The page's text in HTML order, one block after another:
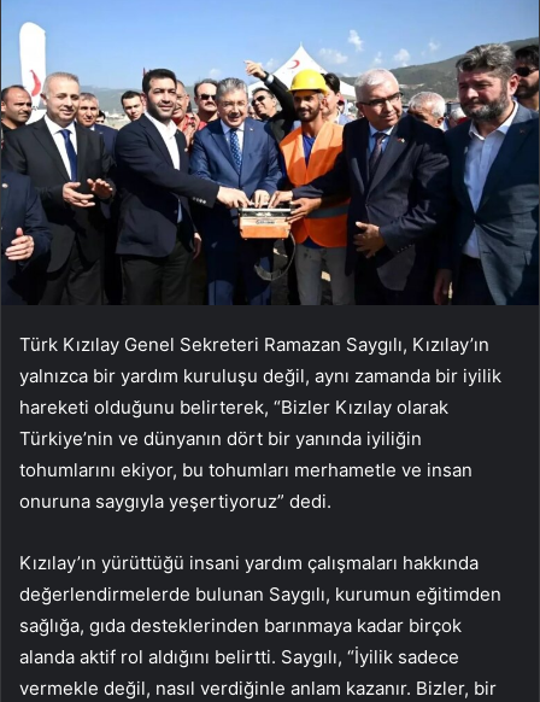
Türk Kızılay Genel Sekreteri Ramazan Saygılı, Kızılay’ın
yalnızca bir yardım kuruluşu değil, aynı zamanda bir iyilik
hareketi olduğunu belirterek, “Bizler Kızılay olarak
Türkiye’nin ve dünyanın dört bir yanında iyiliğin
tohumlarını ekiyor, bu tohumları merhametle ve insan
onuruna saygıyla yeşertiyoruz” dedi.
Kızılay’ın yürüttüğü insani yardım çalışmaları hakkında
değerlendirmelerde bulunan Saygılı, kurumun eğitimden
sağlığa, gıda desteklerinden barınmaya kadar birçok
alanda aktif rol aldığını belirtti. Saygılı, “İyilik sadece
vermekle değil, nasıl verdiğinle anlam kazanır. Bizler, bir